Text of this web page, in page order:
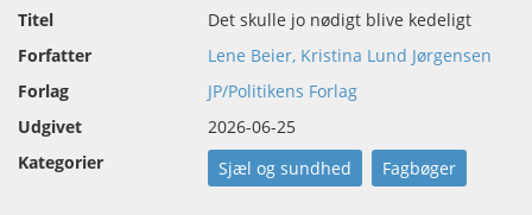
Titel
Det skulle jo nødigt blive kedeligt
Forfatter
Lene Beier, Kristina Lund Jørgensen
Forlag
JP/Politikens Forlag
Udgivet
2026-06-25
Kategorier
Sjæl og sundhed Fagbøger